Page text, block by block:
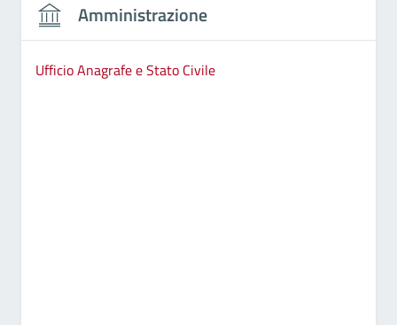
Amministrazione
Ufficio Anagrafe e Stato Civile